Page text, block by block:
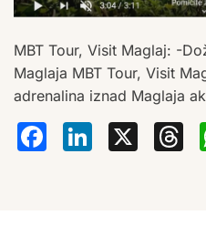
MBT Tour, Visit Maglaj: -
Maglaja MBT Tour, Visit
adrenalina iznad Maglaja
X